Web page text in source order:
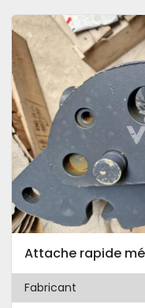
Attache rapide
Fabricant